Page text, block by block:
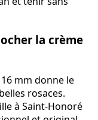
la crème
mm donne le
rosaces.
à Saint-Honoré